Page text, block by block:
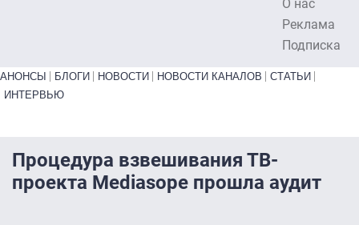
О нас
Реклама
Подписка
Primary links bottom
АНОНСЫ БЛОГИ НОВОСТИ НОВОСТИ КАНАЛОВ
СТАТЬИ
ИНТЕРВЬЮ
Процедура взвешивания ТВ-
проекта Mediasope прошла аудит